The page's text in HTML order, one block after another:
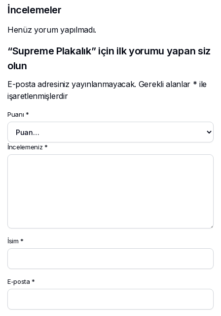
İncelemeler
Henüz yorum yapılmadı.
“Supreme Plakalık” için ilk yorumu yapan siz
olun
E-posta adresiniz yayınlanmayacak. Gerekli alanlar * ile
işaretlenmişlerdir
Puanı *
İncelemeniz *
İsim *
E-posta *